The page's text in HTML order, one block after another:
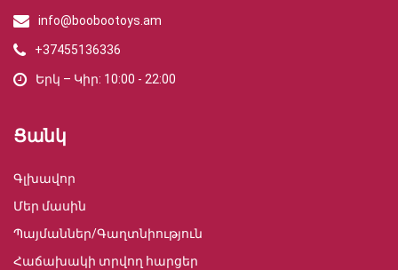
info@boobootoys.am
+37455136336
Երկ – Կիր: 10:00 - 22:00
Ցանկ
Գլխավոր
Մեր մասին
Պայմաններ/Գաղտնիություն
Հաճախակի տրվող հարցեր